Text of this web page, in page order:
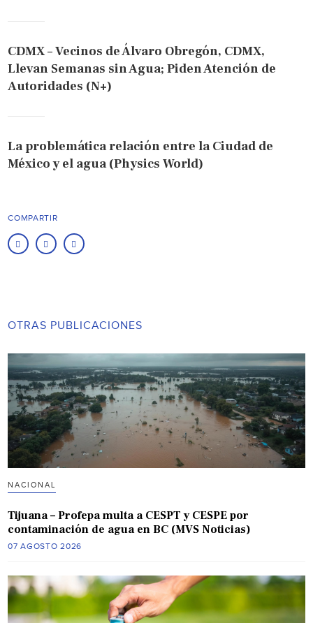
CDMX – Vecinos de Álvaro Obregón, CDMX,
Llevan Semanas sin Agua; Piden Atención de
Autoridades (N+)
La problemática relación entre la Ciudad de
México y el agua (Physics World)
COMPARTIR
OTRAS PUBLICACIONES
NACIONAL
Tijuana – Profepa multa a CESPT y CESPE por
contaminación de agua en BC (MVS Noticias)
07 AGOSTO 2026